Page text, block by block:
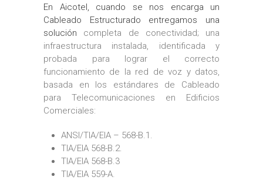
En Aicotel, cuando se nos encarga un
Cableado Estructurado entregamos una
solución completa de conectividad; una
infraestructura instalada, identificada y
probada para lograr el correcto
funcionamiento de la red de voz y datos,
basada en los estándares de Cableado
para Telecomunicaciones en Edificios
Comerciales:
ANSI/TIA/EIA – 568-B.1.
TIA/EIA 568-B.2.
TIA/EIA 568-B.3
TIA/EIA 559-A.